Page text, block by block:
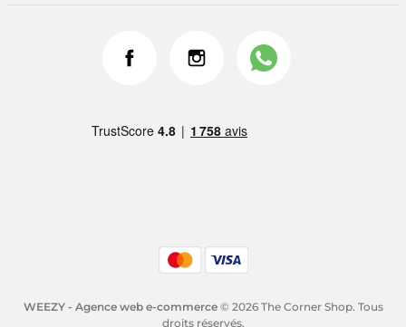
WEEZY - Agence web e-commerce© 2026 The Corner Shop. Tous
droits réservés.